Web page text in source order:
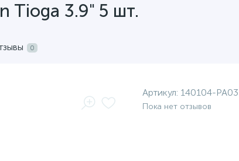
Tioga 3.9" 5 шт.
0
Артикул: 140104-PA03
Пока нет отзывов